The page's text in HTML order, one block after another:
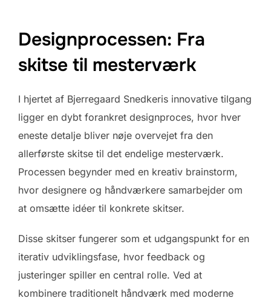
Designprocessen: Fra
skitse til mesterværk
I hjertet af Bjerregaard Snedkeris innovative tilgang
ligger en dybt forankret designproces, hvor hver
eneste detalje bliver nøje overvejet fra den
allerførste skitse til det endelige mesterværk.
Processen begynder med en kreativ brainstorm,
hvor designere og håndværkere samarbejder om
at omsætte idéer til konkrete skitser.
Disse skitser fungerer som et udgangspunkt for en
iterativ udviklingsfase, hvor feedback og
justeringer spiller en central rolle. Ved at
kombinere traditionelt håndværk med moderne